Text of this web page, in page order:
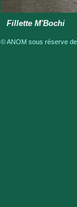
Fillette M'Bochi
© ANOM sous réserve